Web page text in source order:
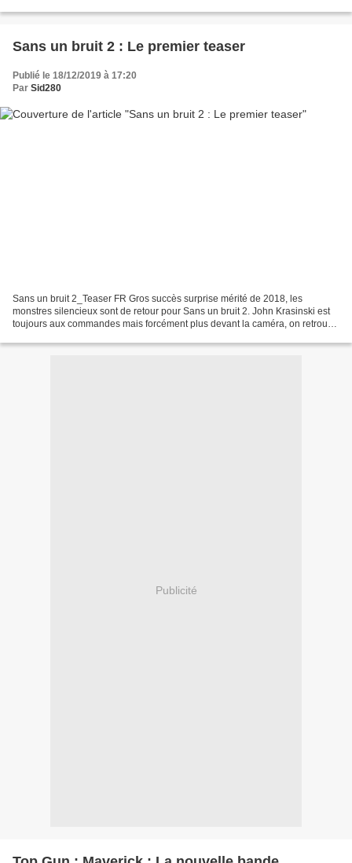
Sans un bruit 2 : Le premier teaser
Publié le 18/12/2019 à 17:20
Par Sid280
Sans un bruit 2_Teaser FR Gros succès surprise mérité de 2018, les
monstres silencieux sont de retour pour Sans un bruit 2. John Krasinski est
toujours aux commandes mais forcément plus devant la caméra, on retrouve
Publicité